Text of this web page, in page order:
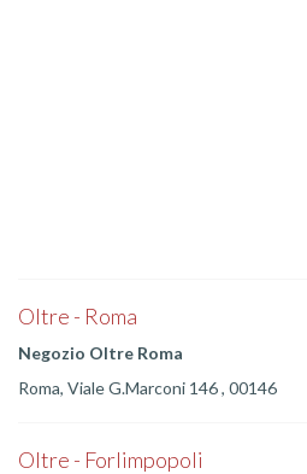
Oltre - Roma
Negozio Oltre Roma
Roma, Viale G.Marconi 146 , 00146
Oltre - Forlimpopoli